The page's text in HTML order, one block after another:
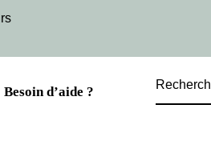
Besoin d’aide ?